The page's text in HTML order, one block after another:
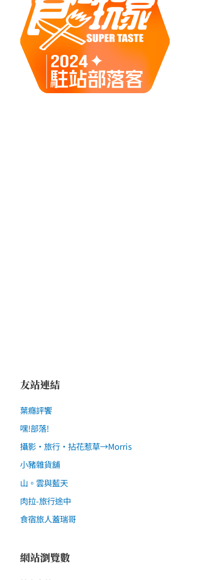
友站連結
葉癮評饗
嘿!部落!
攝影‧旅行‧拈花惹草→Morris
小豬雜貨舖
山。雲與藍天
肉拉-旅行途中
食宿旅人蓋瑞哥
網站瀏覽數